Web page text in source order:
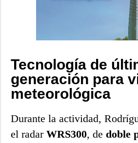
Tecnología de
generación para
meteorológica
Durante la actividad,
el radarWRS300, de doble